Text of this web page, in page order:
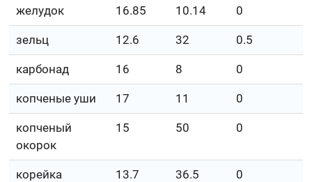
желудок 16.85 10.14 0
зельц 12.6 32 0.5
карбонад 16 8 0
копченые уши 17 11 0
копченый
окорок
15 50 0
корейка 13.7 36.5 0